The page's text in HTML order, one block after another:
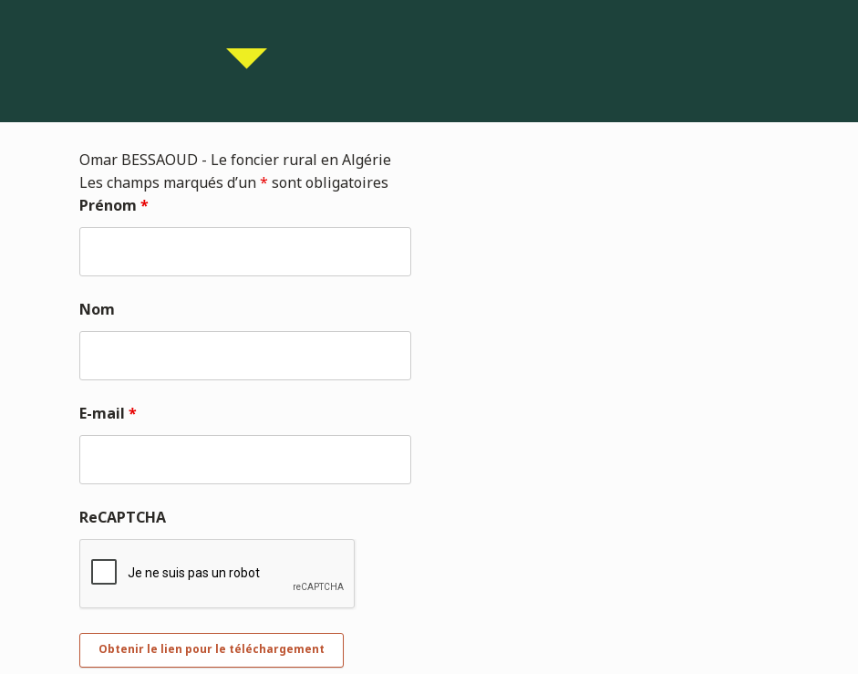
Omar BESSAOUD - Le foncier rural en Algérie
Les champs marqués d’un*sont obligatoires
Prénom*
Nom
E-mail*
ReCAPTCHA